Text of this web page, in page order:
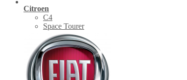
Citroen
C4
Space Tourer